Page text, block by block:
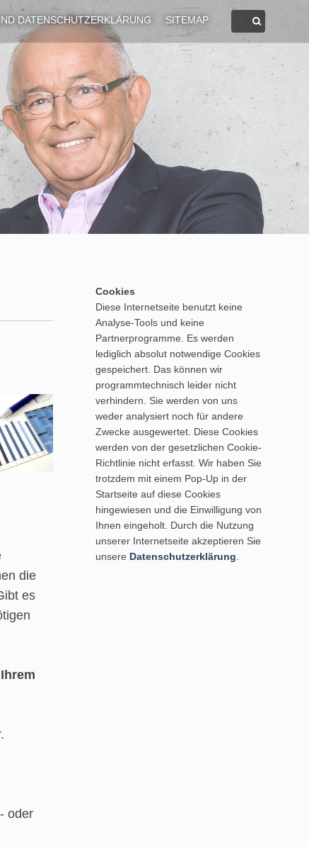
SITEMAP
DATENSCHUTZERKLÄRUNG
die
es
oder
Cookies
Diese Internetseite benutzt keine
Analyse-Tools und keine
Partnerprogramme. Es werden
lediglich absolut notwendige Cookies
gespeichert. Das können wir
programmtechnisch leider nicht
verhindern. Sie werden von uns
weder analysiert noch für andere
Zwecke ausgewertet. Diese Cookies
werden von der gesetzlichen Cookie-
Richtlinie nicht erfasst. Wir haben Sie
trotzdem mit einem Pop-Up in der
Startseite auf diese Cookies
hingewiesen und die Einwilligung von
Ihnen eingeholt. Durch die Nutzung
unserer Internetseite akzeptieren Sie
unsere Datenschutzerklärung